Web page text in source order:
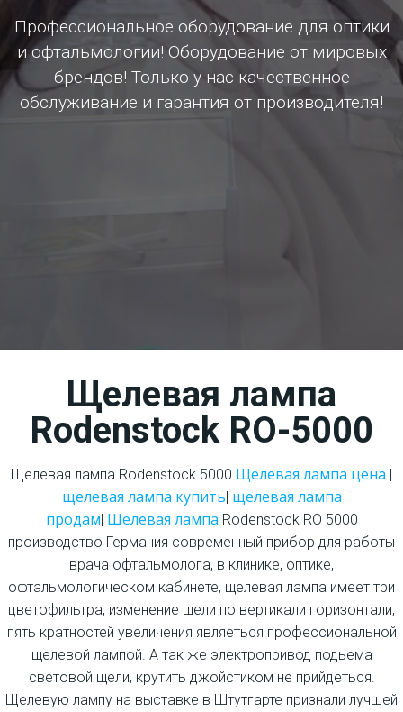
Профессиональное оборудование для оптики
и офтальмологии! Оборудование от мировых
брендов! Только у нас качественное
обслуживание и гарантия от производителя!
Щелевая лампа
Rodenstock RO-5000
Щелевая лампа Rodenstock 5000 Щелевая лампа цена |
щелевая лампа купить| щелевая лампа
продам| Щелевая лампа Rodenstock RO 5000
производство Германия современный прибор для работы
врача офтальмолога, в клинике, оптике,
офтальмологическом кабинете, щелевая лампа имеет три
цветофильтра, изменение щели по вертикали горизонтали,
пять кратностей увеличения являеться профессиональной
щелевой лампой. А так же электропривод подьема
световой щели, крутить джойстиком не прийдеться.
Щелевую лампу на выставке в Штутгарте признали лучшей